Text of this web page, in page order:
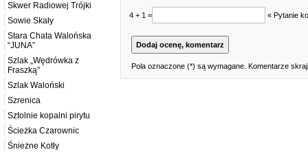
Skwer Radiowej Trójki
Sowie Skały
Stara Chata Walońska
“JUNA”
Szlak „Wędrówka z
Fraszką”
Szlak Waloński
Szrenica
Sztolnie kopalni pirytu
Ścieżka Czarownic
Śnieżne Kotły
4 + 1 = « Pytanie
Pola oznaczone (*) są wymagane. Komentarze